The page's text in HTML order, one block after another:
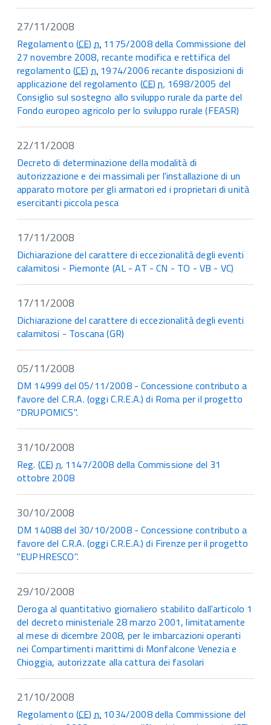
27/11/2008
Regolamento (CE)n. 1175/2008 della Commissione del
27 novembre 2008, recante modifica e rettifica del
regolamento (CE)n. 1974/2006 recante disposizioni di
applicazione del regolamento (CE)n. 1698/2005 del
Consiglio sul sostegno allo sviluppo rurale da parte del
Fondo europeo agricolo per lo sviluppo rurale (FEASR)
22/11/2008
Decreto di determinazione della modalità di
autorizzazione e dei massimali per l'installazione di un
apparato motore per gli armatori ed i proprietari di unità
esercitanti piccola pesca
17/11/2008
Dichiarazione del carattere di eccezionalità degli eventi
calamitosi - Piemonte (AL - AT - CN - TO - VB - VC)
17/11/2008
Dichiarazione del carattere di eccezionalità degli eventi
calamitosi - Toscana (GR)
05/11/2008
DM 14999 del 05/11/2008 - Concessione contributo a
favore del C.R.A. (oggi C.R.E.A.) di Roma per il progetto
"DRUPOMICS".
31/10/2008
Reg. (CE)n. 1147/2008 della Commissione del 31
ottobre 2008
30/10/2008
DM 14088 del 30/10/2008 - Concessione contributo a
favore del C.R.A. (oggi C.R.E.A.) di Firenze per il progetto
"EUPHRESCO".
29/10/2008
Deroga al quantitativo giornaliero stabilito dall'articolo 1
del decreto ministeriale 28 marzo 2001, limitatamente
al mese di dicembre 2008, per le imbarcazioni operanti
nei Compartimenti marittimi di Monfalcone Venezia e
Chioggia, autorizzate alla cattura dei fasolari
21/10/2008
Regolamento (CE)n. 1034/2008 della Commissione del